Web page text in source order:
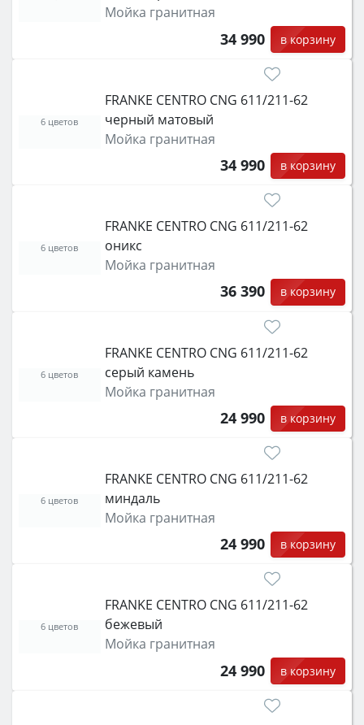
Мойка гранитная
34 990 в корзину
FRANKE CENTRO CNG 611/211-62
черный матовый
Мойка гранитная
34 990 в корзину
6 цветов
FRANKE CENTRO CNG 611/211-62
оникс
Мойка гранитная
36 390 в корзину
6 цветов
FRANKE CENTRO CNG 611/211-62
серый камень
Мойка гранитная
24 990 в корзину
6 цветов
FRANKE CENTRO CNG 611/211-62
миндаль
Мойка гранитная
24 990 в корзину
6 цветов
FRANKE CENTRO CNG 611/211-62
бежевый
Мойка гранитная
24 990 в корзину
6 цветов